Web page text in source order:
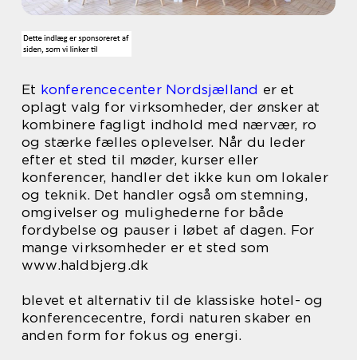
Et konferencecenter Nordsjælland er et
oplagt valg for virksomheder, der ønsker at
kombinere fagligt indhold med nærvær, ro
og stærke fælles oplevelser. Når du leder
efter et sted til møder, kurser eller
konferencer, handler det ikke kun om lokaler
og teknik. Det handler også om stemning,
omgivelser og mulighederne for både
fordybelse og pauser i løbet af dagen. For
mange virksomheder er et sted som
www.haldbjerg.dk
blevet et alternativ til de klassiske hotel- og
konferencecentre, fordi naturen skaber en
anden form for fokus og energi.